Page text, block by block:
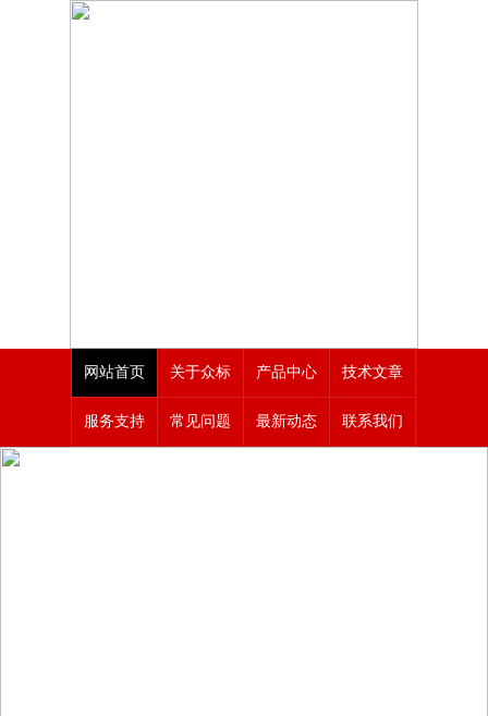
网站首页 关于众标 产品中心 技术文章
服务支持 常见问题 最新动态 联系我们